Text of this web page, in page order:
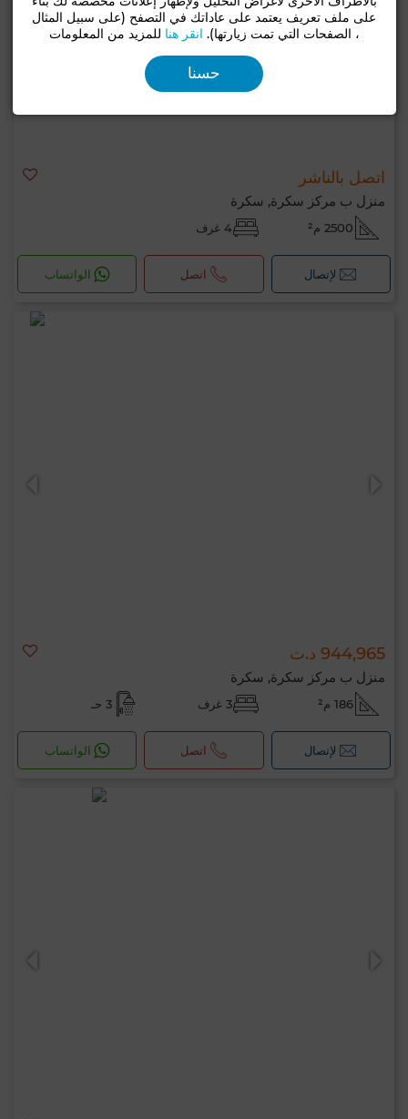
اتصل بالناشر
منزل ب مركز سكرة, سكرة
2500 م² 4 غرف
لإتصال اتصل الواتساب
944,965 د.ت
منزل ب مركز سكرة, سكرة
186 م² 3 غرف 3 حـ
لإتصال اتصل الواتساب
على ملف تعريف يعتمد على عاداتك في التصفح (على سبيل المثال
، الصفحات التي تمت زيارتها). انقر هنا للمزيد من المعلومات
حسنا